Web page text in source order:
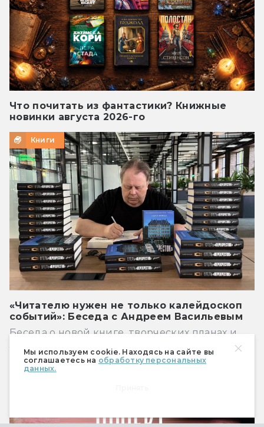
Мы используем cookie. Находясь на сайте вы
соглашаетесь на обработку персональных
данных.
Что почитать из фантастики? Книжные
новинки августа 2026-го
Книги
«Читателю нужен не только калейдоскоп
событий»: Беседа с Андреем Васильевым
Беседа о новой книге, творческих планах и
литературе, которая помогла обрести свой
голос в жанре.